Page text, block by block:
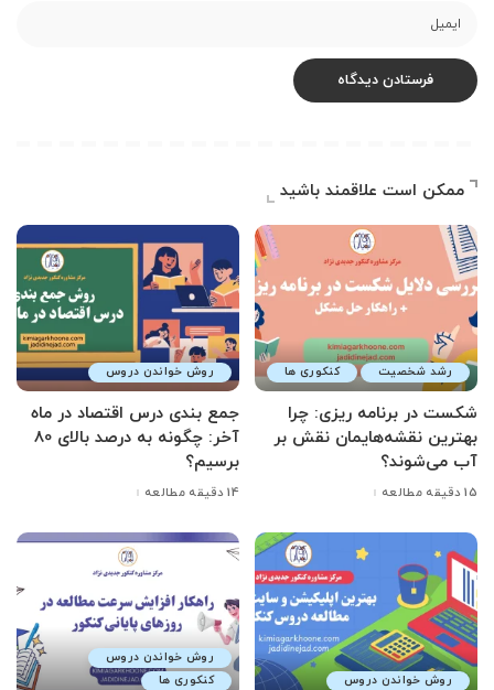
ممکن است علاقمند باشید
رشد شخصیت کنکوری ها
شکست در برنامه ریزی: چرا
بهترین نقشه‌هایمان نقش بر
آب می‌شوند؟
15 دقیقه مطالعه
روش خواندن دروس
جمع بندی درس اقتصاد در ماه
آخر: چگونه به درصد بالای 80
برسیم؟
14 دقیقه مطالعه
روش خواندن دروس
روش خواندن دروس
کنکوری ها